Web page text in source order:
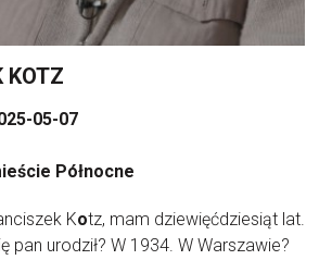
KOTZ
05-07
Północne
Kotz, mam dziewięćdziesiąt lat.
pan urodził? W 1934. W Warszawie?